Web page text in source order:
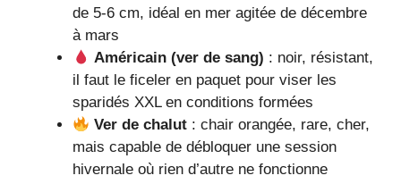
de 5-6 cm, idéal en mer agitée de décembre
à mars
Américain (ver de sang) : noir, résistant,
il faut le ficeler en paquet pour viser les
sparidés XXL en conditions formées
Ver de chalut : chair orangée, rare, cher,
mais capable de débloquer une session
hivernale où rien d’autre ne fonctionne